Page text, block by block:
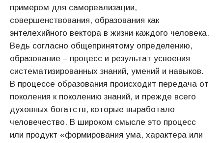
примером для самореализации,
совершенствования, образования как
энтелехийного вектора в жизни каждого человека.
Ведь согласно общепринятому определению,
образование – процесс и результат усвоения
систематизированных знаний, умений и навыков.
В процессе образования происходит передача от
поколения к поколению знаний, и прежде всего
духовных богатств, которые выработало
человечество. В широком смысле это процесс
или продукт «формирования ума, характера или